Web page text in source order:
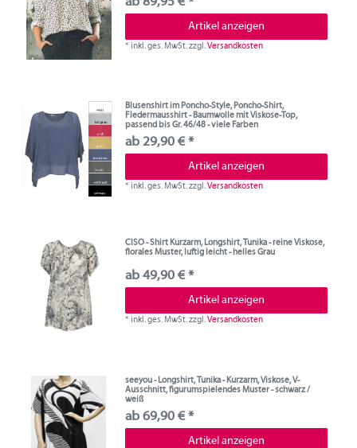
Artikel anzeigen
*inkl. ges. MwSt.zzgl.Versandkosten
Blusenshirt im Poncho-Style, Poncho-Shirt,
Fledermausshirt - Baumwolle mit Viskose-Top,
passend bis Gr. 46/48 - viele Farben
ab 29,90 € *
Artikel anzeigen
*inkl. ges. MwSt.zzgl.Versandkosten
CISO - Shirt Kurzarm, Longshirt, Tunika - reine Viskose,
florales Muster, luftig leicht - helles Grau
ab 49,90 € *
Artikel anzeigen
*inkl. ges. MwSt.zzgl.Versandkosten
seeyou - Longshirt, Tunika - Kurzarm, Viskose, V-
Ausschnitt, figurumspielendes Muster - schwarz /
weiß
ab 69,90 € *
Artikel anzeigen